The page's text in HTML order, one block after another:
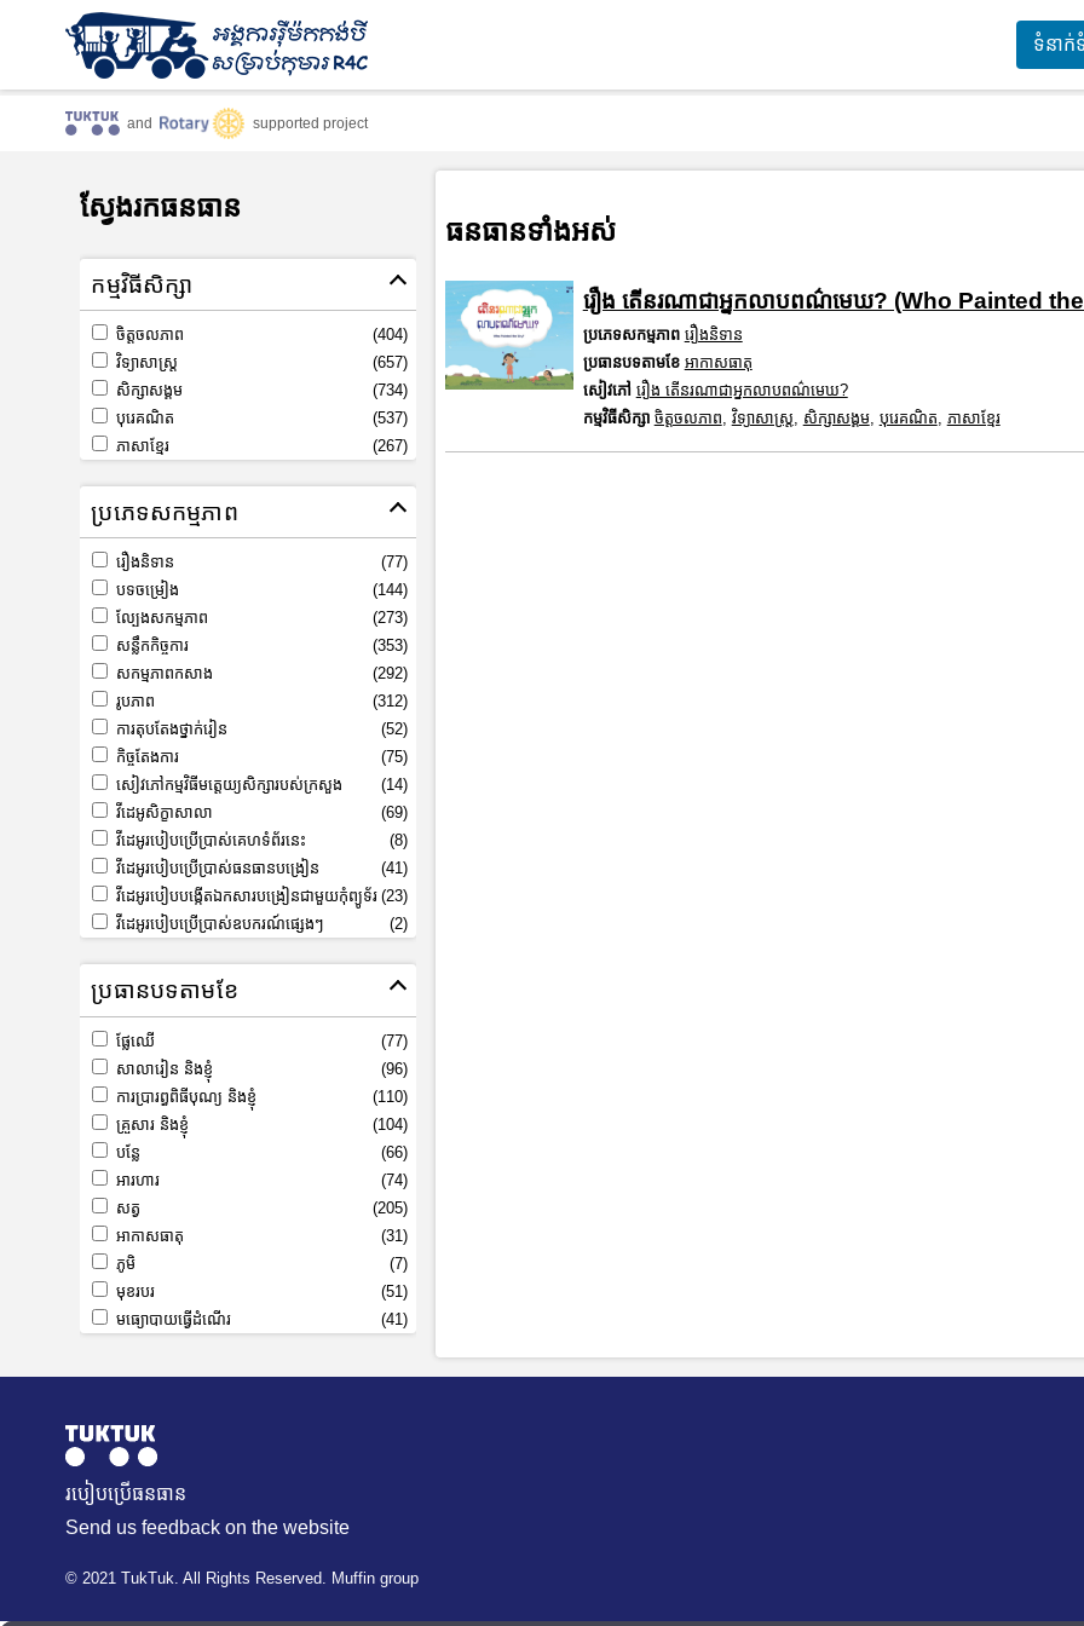
ទំនាក់
and supported project
ស្វែងរកធនធាន
កម្មវិធីសិក្សា
(404)
ចិត្តចលភាព
(657)
វិទ្យាសាស្រ្ត
(734)
សិក្សាសង្គម
(537)
បុរេគណិត
(267)
ភាសាខ្មែរ
ប្រភេទសកម្មភាព
(77)
រឿងនិទាន
(144)
បទចម្រៀង
(273)
ល្បែងសកម្មភាព
(353)
សន្លឹកកិច្ចការ
(292)
សកម្មភាពកសាង
(312)
រូបភាព
(52)
ការតុបតែងថ្នាក់រៀន
(75)
កិច្ចតែងការ
(14)
សៀវភៅកម្មវិធីមត្តេយ្យសិក្សារបស់ក្រសួង
(69)
វីដេអូសិក្ខាសាលា
(8)
វីដេអូរបៀបប្រើប្រាស់គេហទំព័រនេះ
(41)
វីដេអូរបៀបប្រើប្រាស់ធនធានបង្រៀន
(23)
វីដេអូរបៀបបង្កើតឯកសារបង្រៀនជាមួយកុំព្យូទ័រ
(2)
វីដេអូរបៀបប្រើប្រាស់ឧបករណ៍ផ្សេងៗ
ប្រធានបទតាមខែ
(77)
ផ្លែឈើ
(96)
សាលារៀន និងខ្ញុំ
(110)
ការប្រារព្ធពិធីបុណ្យ និងខ្ញុំ
(104)
គ្រួសារ និងខ្ញុំ
(66)
បន្លែ
(74)
អារហារ
(205)
សត្វ
(31)
អាកាសធាតុ
(7)
ភូមិ
(51)
មុខរបរ
(41)
មធ្យោបាយធ្វើដំណើរ
ធនធានទាំងអស់
រឿង តើនរណាជាអ្នកលាបពណ៌មេឃ? (Who Painted
ប្រភេទសកម្មភាព រឿងនិទាន
ប្រធានបទតាមខែ អាកាសធាតុ
សៀវភៅ រឿង តើនរណាជាអ្នកលាបពណ៌មេឃ?
កម្មវិធីសិក្សា ចិត្តចលភាព វិទ្យាសាស្រ្ត សិក្សាសង្គម, បុរេគណិត ភាសាខ្មែរ
របៀបប្រើធនធាន
Send us feedback on the website
© 2021 TukTuk. All Rights Reserved. Muffin group